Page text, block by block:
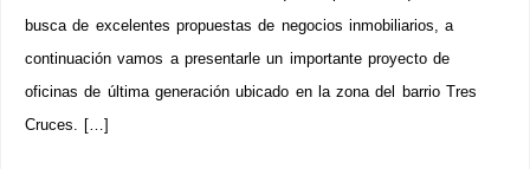
busca de excelentes propuestas de negocios inmobiliarios, a
continuación vamos a presentarle un importante proyecto de
oficinas de última generación ubicado en la zona del barrio Tres
Cruces. […]